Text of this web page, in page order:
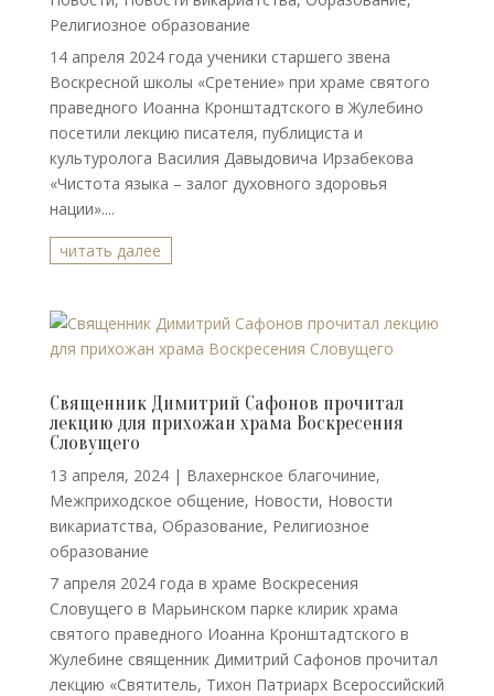
Религиозное образование
14 апреля 2024 года ученики старшего звена
Воскресной школы «Сретение» при храме святого
праведного Иоанна Кронштадтского в Жулебино
посетили лекцию писателя, публициста и
культуролога Василия Давыдовича Ирзабекова
«Чистота языка – залог духовного здоровья
нации»....
читать далее
Священник Димитрий Сафонов прочитал
лекцию для прихожан храма Воскресения
Словущего
13 апреля, 2024| Влахернское благочиние,
Межприходское общение, Новости, Новости
викариатства, Образование, Религиозное
образование
7 апреля 2024 года в храме Воскресения
Словущего в Марьинском парке клирик храма
святого праведного Иоанна Кронштадтского в
Жулебине священник Димитрий Сафонов прочитал
лекцию «Святитель, Тихон Патриарх Всероссийский